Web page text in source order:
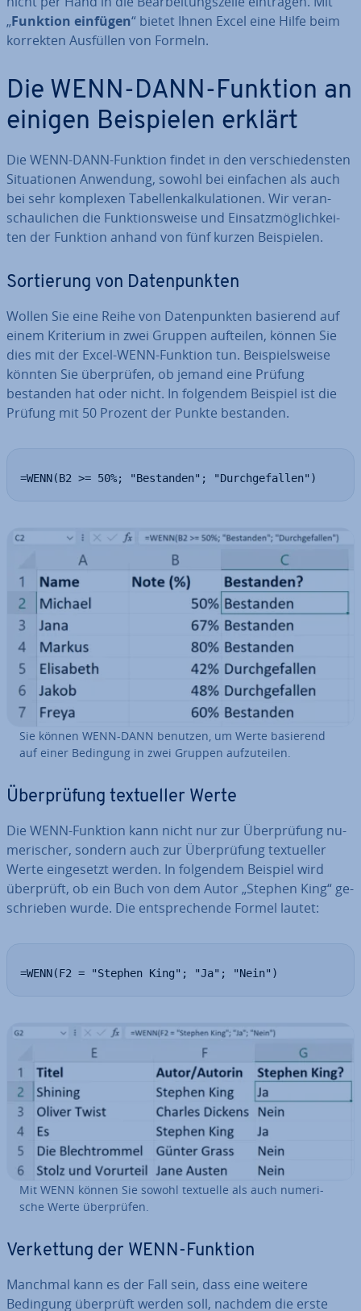
„Funktion einfügen“ bietet Ihnen Excel eine Hilfe beim
korrekten Ausfüllen von Formeln.
Die WENN-DANN-Funktion an
einigen Bei­spie­len erklärt
Die WENN-DANN-Funktion findet in den ver­schie­dens­ten
Si­tua­tio­nen Anwendung, sowohl bei einfachen als auch
bei sehr komplexen Ta­bel­len­kal­ku­la­tio­nen. Wir ver­an­
schau­li­chen die Funk­ti­ons­wei­se und Ein­satz­mög­lich­kei­
ten der Funktion anhand von fünf kurzen Bei­spie­len.
Sor­tie­rung von Da­ten­punk­ten
Wollen Sie eine Reihe von Da­ten­punk­ten basierend auf
einem Kriterium in zwei Gruppen aufteilen, können Sie
dies mit der Excel-WENN-Funktion tun. Bei­spiels­wei­se
könnten Sie über­prü­fen, ob jemand eine Prüfung
bestanden hat oder nicht. In folgendem Beispiel ist die
Prüfung mit 50 Prozent der Punkte bestanden.
=WENN(B2 >= 50%; "Bestanden"; "Durchgefallen")
Sie können WENN-DANN benutzen, um Werte basierend
auf einer Bedingung in zwei Gruppen auf­zu­tei­len.
Über­prü­fung tex­tu­el­ler Werte
Die WENN-Funktion kann nicht nur zur Über­prü­fung nu­
me­ri­scher, sondern auch zur Über­prü­fung tex­tu­el­ler
Werte ein­ge­setzt werden. In folgendem Beispiel wird
überprüft, ob ein Buch von dem Autor „Stephen King“ ge­
schrie­ben wurde. Die ent­spre­chen­de Formel lautet:
=WENN(F2 = "Stephen King"; "Ja"; "Nein")
Mit WENN können Sie sowohl textuelle als auch nu­me­ri­
sche Werte über­prü­fen.
Ver­ket­tung der WENN-Funktion
Manchmal kann es der Fall sein, dass eine weitere
Bedingung überprüft werden soll, nachdem die erste